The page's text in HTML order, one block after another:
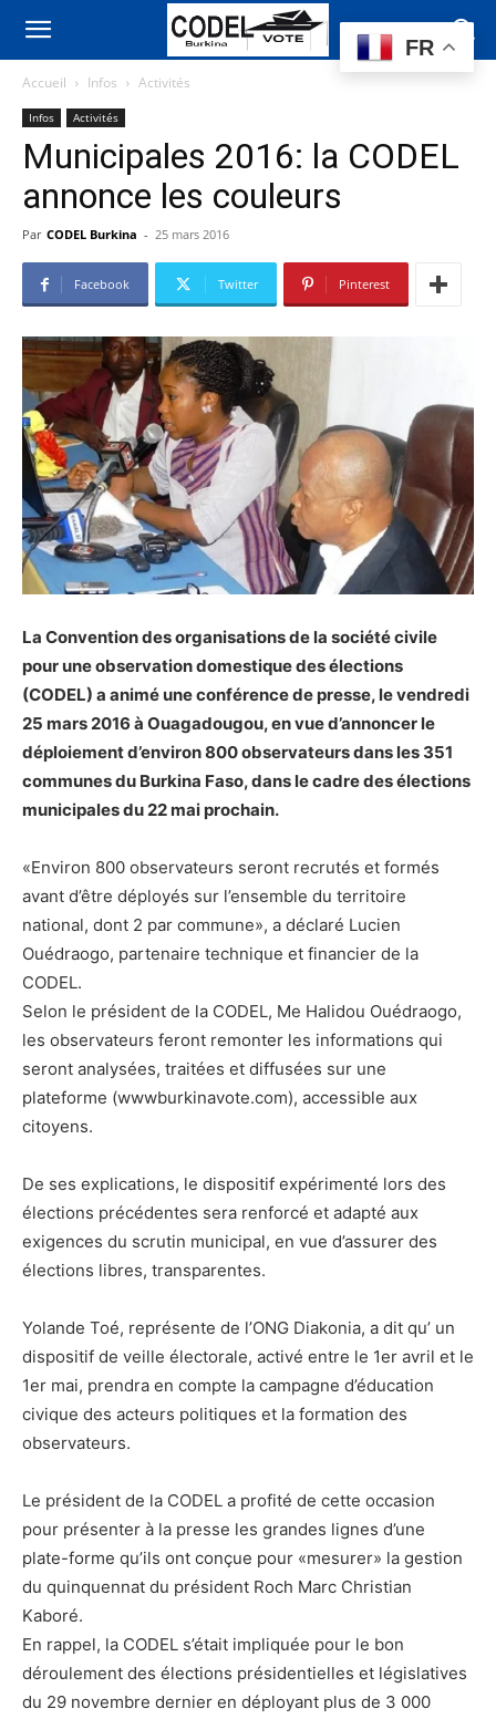
Accueil Infos Activités
Infos Activités
Municipales 2016: la CODEL
annonce les couleurs
Par CODEL Burkina - 25 mars 2016
Facebook Twitter Pinterest
La Convention des organisations de la société civile
pour une observation domestique des élections
(CODEL) a animé une conférence de presse, le vendredi
25 mars 2016 à Ouagadougou, en vue d’annoncer le
déploiement d’environ 800 observateurs dans les 351
communes du Burkina Faso, dans le cadre des élections
municipales du 22 mai prochain.
«Environ 800 observateurs seront recrutés et formés
avant d’être déployés sur l’ensemble du territoire
national, dont 2 par commune», a déclaré Lucien
Ouédraogo, partenaire technique et financier de la
CODEL.
Selon le président de la CODEL, Me Halidou Ouédraogo,
les observateurs feront remonter les informations qui
seront analysées, traitées et diffusées sur une
plateforme (wwwburkinavote.com), accessible aux
citoyens.
De ses explications, le dispositif expérimenté lors des
élections précédentes sera renforcé et adapté aux
exigences du scrutin municipal, en vue d’assurer des
élections libres, transparentes.
Yolande Toé, représente de l’ONG Diakonia, a dit qu’ un
dispositif de veille électorale, activé entre le 1er avril et le
1er mai, prendra en compte la campagne d’éducation
civique des acteurs politiques et la formation des
observateurs.
Le président de la CODEL a profité de cette occasion
pour présenter à la presse les grandes lignes d’une
plate-forme qu’ils ont conçue pour «mesurer» la gestion
du quinquennat du président Roch Marc Christian
Kaboré.
En rappel, la CODEL s’était impliquée pour le bon
déroulement des élections présidentielles et législatives
du 29 novembre dernier en déployant plus de 3 000
FR